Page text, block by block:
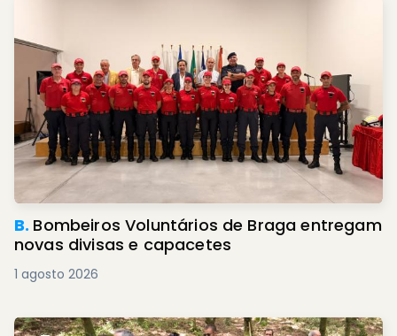
B. Bombeiros Voluntários de Braga entregam
novas divisas e capacetes
1 agosto 2026